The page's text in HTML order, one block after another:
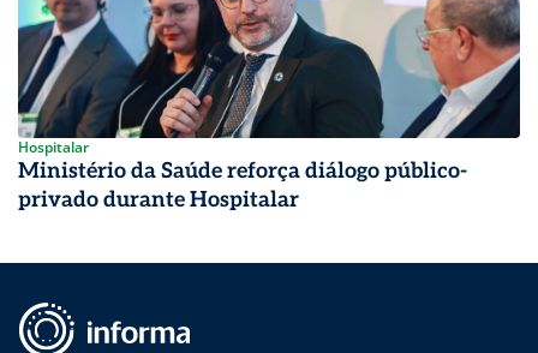
Hospitalar
Ministério da Saúde reforça diálogo público-
privado durante Hospitalar